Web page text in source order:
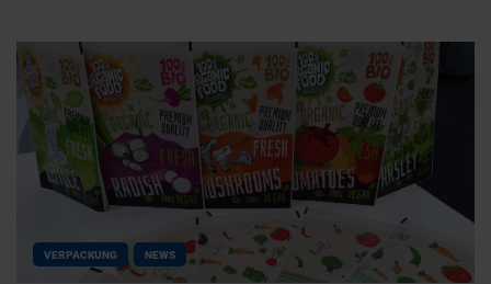
VERPACKUNG NEWS